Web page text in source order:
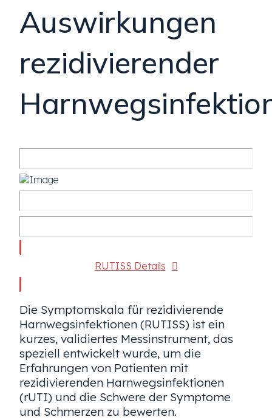
Auswirkungen
rezidivierender
RUTISS Details
Die Symptomskala für rezidivierende
Harnwegsinfektionen (RUTISS) ist ein
kurzes, validiertes Messinstrument, das
speziell entwickelt wurde, um die
Erfahrungen von Patienten mit
rezidivierenden Harnwegsinfektionen
(rUTI) und die Schwere der Symptome
und Schmerzen zu bewerten.